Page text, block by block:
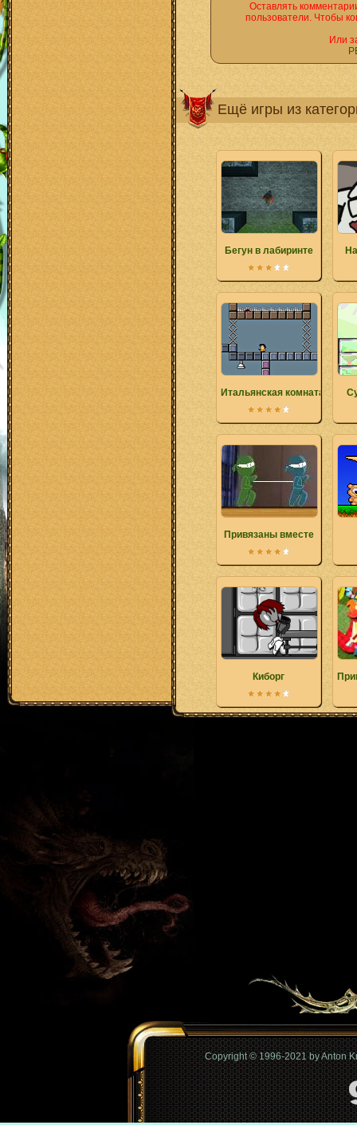
Оставлять
пользователи. Чтобы
Или
Ещё игры из
Бегун в лабиринте
Итальянская комната
Привязаны вместе
Киборг
Copyright © 1996-2021 by Anton